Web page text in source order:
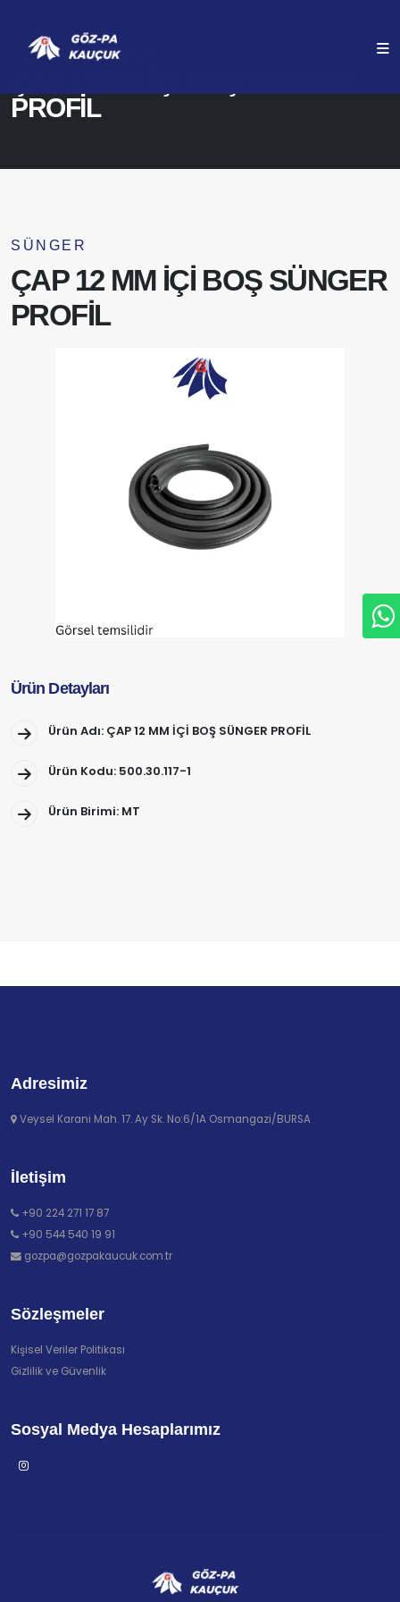
PROFİL
ANASAYFA ÜRÜNLERIMIZ
SÜNGER
ÇAP 12 MM İÇİ BOŞ SÜNGER
PROFİL
Ürün Detayları
Ürün Adı: ÇAP 12 MM İÇİ BOŞ SÜNGER PROFİL
Ürün Kodu: 500.30.117-1
Ürün Birimi: MT
Adresimiz
Veysel Karani Mah. 17. Ay Sk. No:6/1A Osmangazi/BURSA
İletişim
+90 224 271 17 87
+90 544 540 19 91
gozpa@gozpakaucuk.com.tr
Sözleşmeler
Kişisel Veriler Politikası
Gizlilik ve Güvenlik
Sosyal Medya Hesaplarımız